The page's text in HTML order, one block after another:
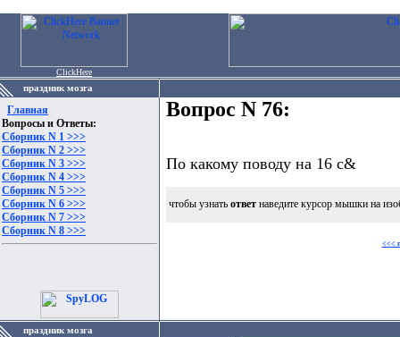
ClickHere
праздник мозга
Главная
Вопросы и Ответы:
Сборник N 1 >>>
Сборник N 2 >>>
Сборник N 3 >>>
Сборник N 4 >>>
Сборник N 5 >>>
Сборник N 6 >>>
Сборник N 7 >>>
Сборник N 8 >>>
Вопрос N 76:
По какому поводу на 16 с&
чтобы узнать ответ наведите курсор мышки на
<<<
праздник мозга